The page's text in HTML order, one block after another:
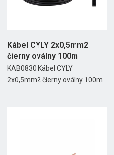
Kábel CYLY 2x0,5mm2
čierny oválny 100m
KAB0830 Kábel CYLY
2x0,5mm2 čierny oválny 100m